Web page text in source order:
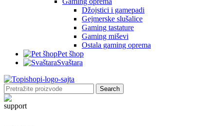
Džojstici i gamepadi
Gejmerske slušalice
Gaming tastature
Gaming miševi
Ostala gaming oprema
Pet šhop
Svaštara
Search